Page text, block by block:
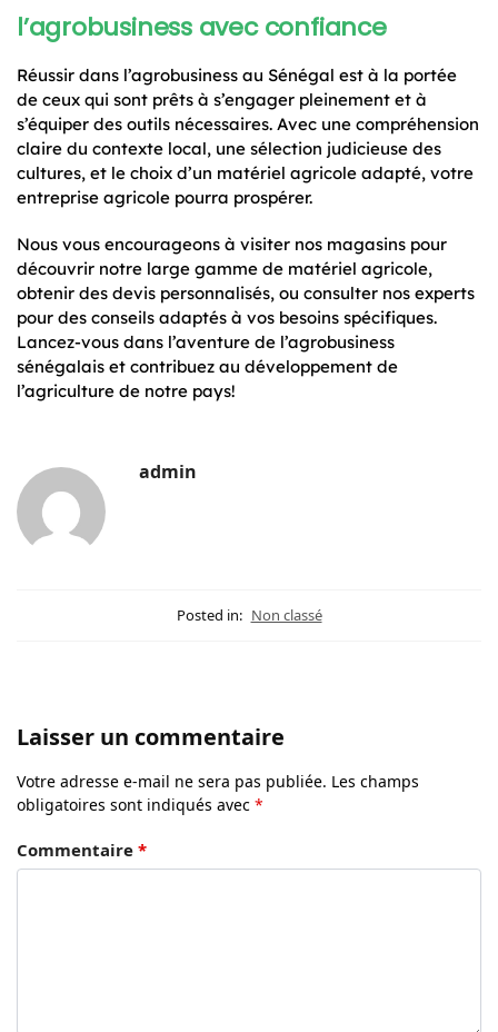
l’agrobusiness avec confiance
Réussir dans l’agrobusiness au Sénégal est à la portée
de ceux qui sont prêts à s’engager pleinement et à
s’équiper des outils nécessaires. Avec une compréhension
claire du contexte local, une sélection judicieuse des
cultures, et le choix d’un matériel agricole adapté, votre
entreprise agricole pourra prospérer.
Nous vous encourageons à visiter nos magasins pour
découvrir notre large gamme de matériel agricole,
obtenir des devis personnalisés, ou consulter nos experts
pour des conseils adaptés à vos besoins spécifiques.
Lancez-vous dans l’aventure de l’agrobusiness
sénégalais et contribuez au développement de
l’agriculture de notre pays!
admin
Posted in: Non classé
Laisser un commentaire
Votre adresse e-mail ne sera pas publiée. Les champs
obligatoires sont indiqués avec *
Commentaire *